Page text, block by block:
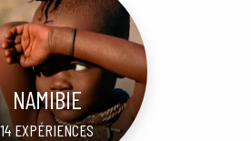
NAMIBIE
14 EXPÉRIENCES